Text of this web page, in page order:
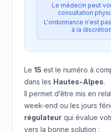
Le médecin peut
consultation
L'ordonnance n'est
à la
Le 15 est le numéro à
dans les Hautes-Alpes.
Il permet d’être mis en
week-end ou les jours
régulateur qui évalue
vers la bonne solution :